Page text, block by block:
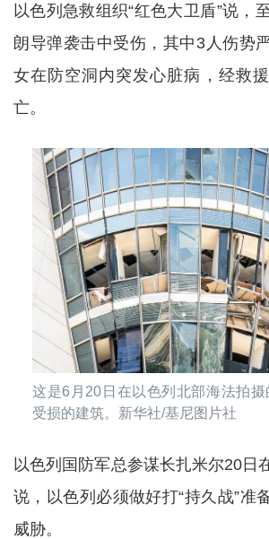
以色列急救组织“红色大卫盾”说，
朗导弹袭击中受伤，其中3人伤势
女在防空洞内突发心脏病，经救
亡。
这是6月20日在以色列北部海法拍摄
受损的建筑。新华社/基尼图片社
以色列国防军总参谋长扎米尔20日
说，以色列必须做好打“持久战”准
威胁。